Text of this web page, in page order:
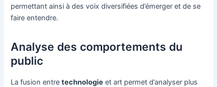
permettant ainsi à des voix diversifiées d’émerger et de se
faire entendre.
Analyse des comportements du
public
La fusion entretechnologie et art permet d’analyser plus